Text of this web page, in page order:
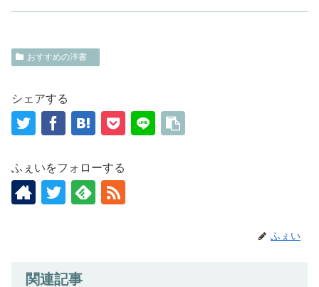
おすすめの洋書
シェアする
ふぇいをフォローする
ふぇい
関連記事